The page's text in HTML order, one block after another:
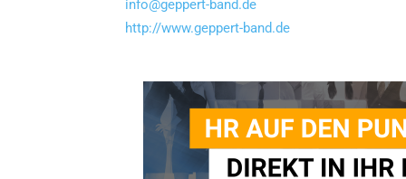
info@geppert-band.de
http://www.geppert-band.de